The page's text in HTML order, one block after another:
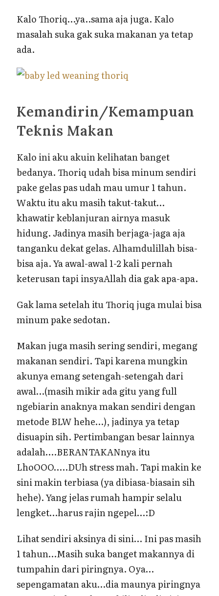
Kalo Thoriq…ya..sama aja juga. Kalo
masalah suka gak suka makanan ya tetap
ada.
Kemandirin/Kemampuan
Teknis Makan
Kalo ini aku akuin kelihatan banget
bedanya. Thoriq udah bisa minum sendiri
pake gelas pas udah mau umur 1 tahun.
Waktu itu aku masih takut-takut…
khawatir keblanjuran airnya masuk
hidung. Jadinya masih berjaga-jaga aja
tanganku dekat gelas. Alhamdulillah bisa-
bisa aja. Ya awal-awal 1-2 kali pernah
keterusan tapi insyaAllah dia gak apa-apa.
Gak lama setelah itu Thoriq juga mulai bisa
minum pake sedotan.
Makan juga masih sering sendiri, megang
makanan sendiri. Tapi karena mungkin
akunya emang setengah-setengah dari
awal…(masih mikir ada gitu yang full
ngebiarin anaknya makan sendiri dengan
metode BLW hehe…), jadinya ya tetap
disuapin sih. Pertimbangan besar lainnya
adalah….BERANTAKANnya itu
LhoOOO…..DUh stress mah. Tapi makin ke
sini makin terbiasa (ya dibiasa-biasain sih
hehe). Yang jelas rumah hampir selalu
lengket…harus rajin ngepel…:D
Lihat sendiri aksinya di sini… Ini pas masih
1 tahun…Masih suka banget makannya di
tumpahin dari piringnya. Oya…
sepengamatan aku…dia maunya piringnya